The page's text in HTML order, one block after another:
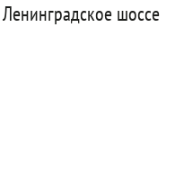
шоссе